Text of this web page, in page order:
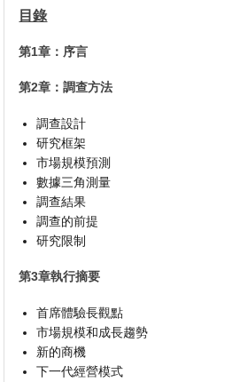
目錄
第1章：序言
第2章：調查方法
調查設計
研究框架
市場規模預測
數據三角測量
調查結果
調查的前提
研究限制
第3章執行摘要
首席體驗長觀點
市場規模和成長趨勢
新的商機
下一代經營模式